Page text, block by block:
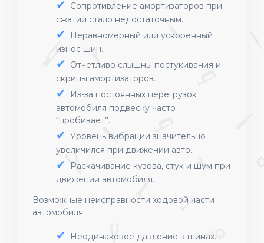
Сопротивление амортизаторов при
сжатии стало недостаточным.
Неравномерный или ускоренный
износ шин.
Отчетливо слышны постукивания и
скрипы амортизаторов.
Из-за постоянных перегрузок
автомобиля подвеску часто
“пробивает”.
Уровень вибрации значительно
увеличился при движении авто.
Раскачивание кузова, стук и шум при
движении автомобиля.
Возможные неисправности ходовой части
автомобиля:
Неодинаковое давление в шинах.